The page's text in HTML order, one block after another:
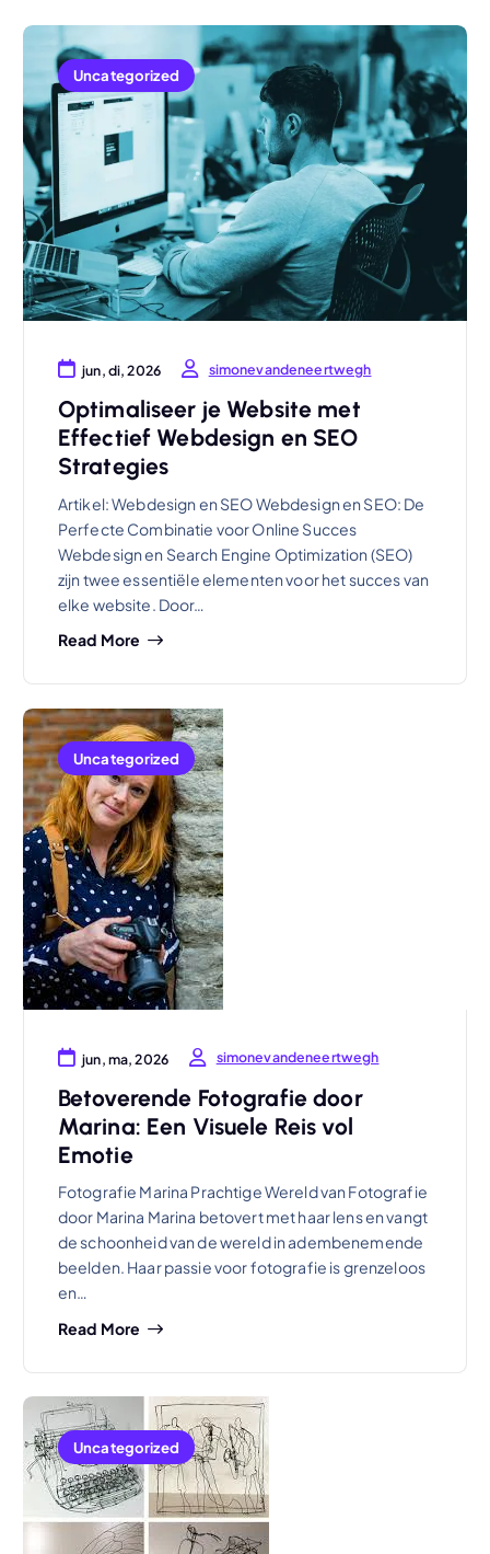
Uncategorized
jun, di, 2026 simonevandeneertwegh
Optimaliseer je Website met
Effectief Webdesign en SEO
Strategies
Artikel: Webdesign en SEO Webdesign en SEO: De
Perfecte Combinatie voor Online Succes
Webdesign en Search Engine Optimization (SEO)
zijn twee essentiële elementen voor het succes van
elke website. Door…
Read More
Uncategorized
jun, ma, 2026 simonevandeneertwegh
Betoverende Fotografie door
Marina: Een Visuele Reis vol
Emotie
Fotografie Marina Prachtige Wereld van Fotografie
door Marina Marina betovert met haar lens en vangt
de schoonheid van de wereld in adembenemende
beelden. Haar passie voor fotografie is grenzeloos
en…
Read More
Uncategorized